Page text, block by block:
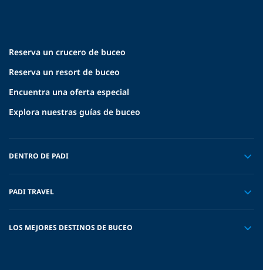
Reserva un crucero de buceo
Reserva un resort de buceo
Encuentra una oferta especial
Explora nuestras guías de buceo
DENTRO DE PADI
PADI TRAVEL
LOS MEJORES DESTINOS DE BUCEO